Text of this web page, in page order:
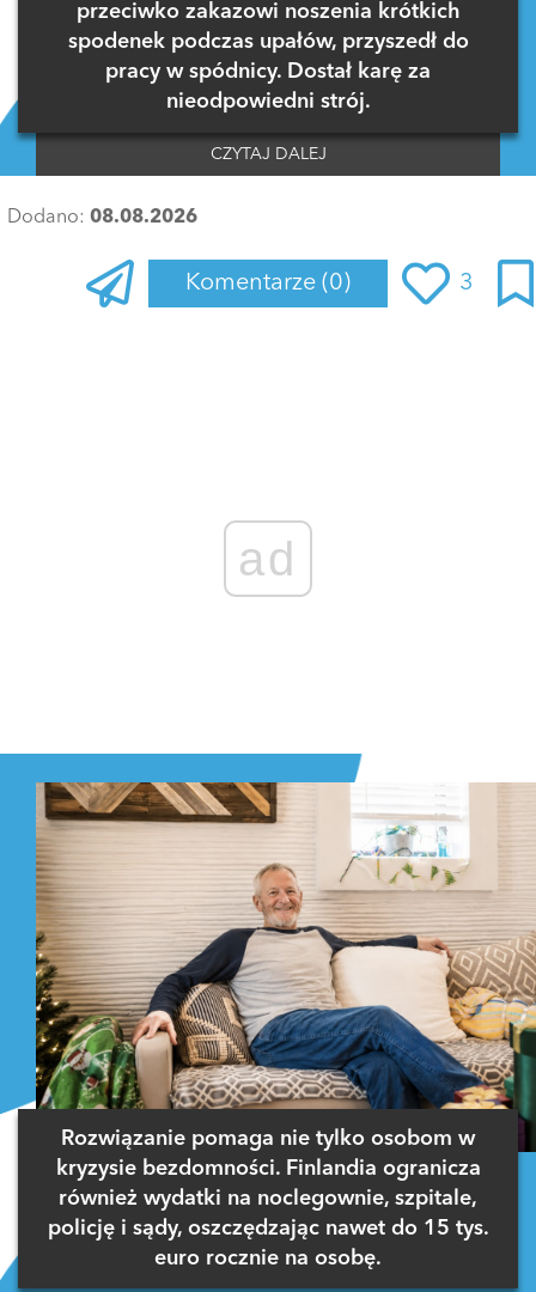
przeciwko zakazowi noszenia krótkich
spodenek podczas upałów, przyszedł do
pracy w spódnicy. Dostał karę za
nieodpowiedni strój.
CZYTAJ DALEJ
Dodano: 08.08.2026
Komentarze (0) 3
ad
Rozwiązanie pomaga nie tylko osobom w
kryzysie bezdomności. Finlandia ogranicza
również wydatki na noclegownie, szpitale,
policję i sądy, oszczędzając nawet do 15 tys.
euro rocznie na osobę.